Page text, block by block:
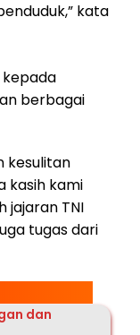
kata
kepada
berbagai
kesulitan
kasih kami
jajaran TNI
tugas dari
dan